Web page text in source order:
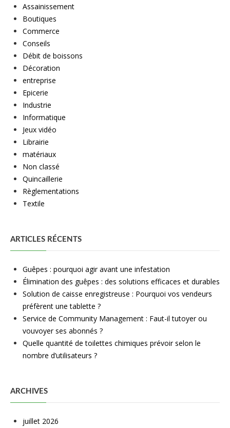
Assainissement
Boutiques
Commerce
Conseils
Débit de boissons
Décoration
entreprise
Epicerie
Industrie
Informatique
Jeux vidéo
Librairie
matériaux
Non classé
Quincaillerie
Règlementations
Textile
ARTICLES RÉCENTS
Guêpes : pourquoi agir avant une infestation
Élimination des guêpes : des solutions efficaces et durables
Solution de caisse enregistreuse : Pourquoi vos vendeurs
préfèrent une tablette ?
Service de Community Management : Faut-il tutoyer ou
vouvoyer ses abonnés ?
Quelle quantité de toilettes chimiques prévoir selon le
nombre d’utilisateurs ?
ARCHIVES
juillet 2026